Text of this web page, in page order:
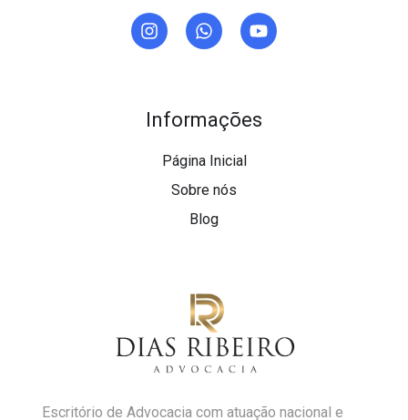
Escritório de Advocacia com atuação nacional e
Informações
Página Inicial
Sobre nós
Blog